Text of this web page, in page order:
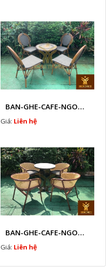
BAN-GHE-CAFE-NGOAI-TROI-J4
Giá: Liên hệ
BAN-GHE-CAFE-NGOAI-TROI-J6
Giá: Liên hệ